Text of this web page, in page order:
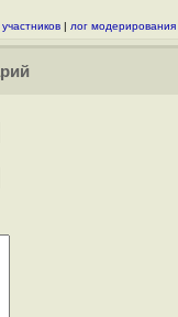
| лог модерирования